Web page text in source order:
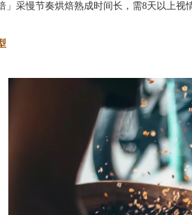
」采慢节奏烘焙熟成时间长，需8天以上